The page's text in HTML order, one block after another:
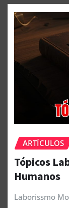
ARTÍCULOS
Tópicos
Humanos
Laborissmo